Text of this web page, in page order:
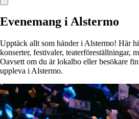
Evenemang i Alstermo
Upptäck allt som händer i Alstermo! Här
konserter, festivaler, teaterföreställningar,
Oavsett om du är lokalbo eller besökare
uppleva i Alstermo.